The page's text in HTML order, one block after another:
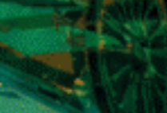
Doctor's Best
Totalmente Ativo com
Quatrefolic – 60
vegetais
24,90 €